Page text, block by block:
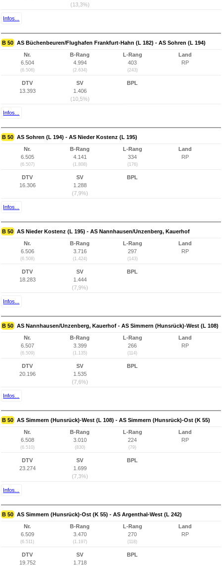
(13,3%)
Infos...
B 50 AS Büchenbeuren/Flughafen Frankfurt-Hahn (L 182) - AS Sohren (L 194)
Nr.
6.504
(6.506)
B-Rang
4.994
(2.634)
L-Rang
403
(243)
Land
RP
DTV
13.393
SV
1.406
(10,5%)
BPL
Infos...
B 50 AS Sohren (L 194) - AS Nieder Kostenz (L 195)
Nr.
6.505
(6.507)
B-Rang
4.141
(1.808)
L-Rang
334
(176)
Land
RP
DTV
16.306
SV
1.288
(7,9%)
BPL
Infos...
B 50 AS Nieder Kostenz (L 195) - AS Nannhausen/Unzenberg, Kauerhof
Nr.
6.506
(6.508)
B-Rang
3.716
(1.424)
L-Rang
297
(143)
Land
RP
DTV
18.283
SV
1.444
(7,9%)
BPL
Infos...
B 50 AS Nannhausen/Unzenberg, Kauerhof - AS Simmern (Hunsrück)-West (L 108)
Nr.
6.507
(6.509)
B-Rang
3.399
(1.135)
L-Rang
266
(114)
Land
RP
DTV
20.196
SV
1.535
(7,6%)
BPL
Infos...
B 50 AS Simmern (Hunsrück)-West (L 108) - AS Simmern (Hunsrück)-Ost (K 55)
Nr.
6.508
(6.510)
B-Rang
3.010
(830)
L-Rang
224
(79)
Land
RP
DTV
23.274
SV
1.699
(7,3%)
BPL
Infos...
B 50 AS Simmern (Hunsrück)-Ost (K 55) - AS Argenthal-West (L 242)
Nr.
6.509
(6.511)
B-Rang
3.470
(1.197)
L-Rang
270
(118)
Land
RP
DTV
19.752
SV
1.718
BPL